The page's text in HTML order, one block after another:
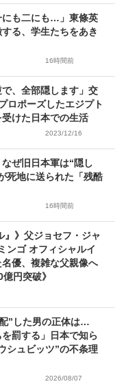
にも二にも…」東條英
る、学生たちをあき
16時間前
で、全部隠します」交
ロポーズしたエジプト
けた日本での生活
2023/12/16
なぜ旧日本軍は“隠し
死地に送られた「残酷
16時間前
』》父ジョセフ・ジャ
ンゴ オフィシャルイ
優、複雑な父親像へ
円突破》
”した男の正体は…
を罰する」日本で知ら
シュビッツ”の不条理
2026/08/07